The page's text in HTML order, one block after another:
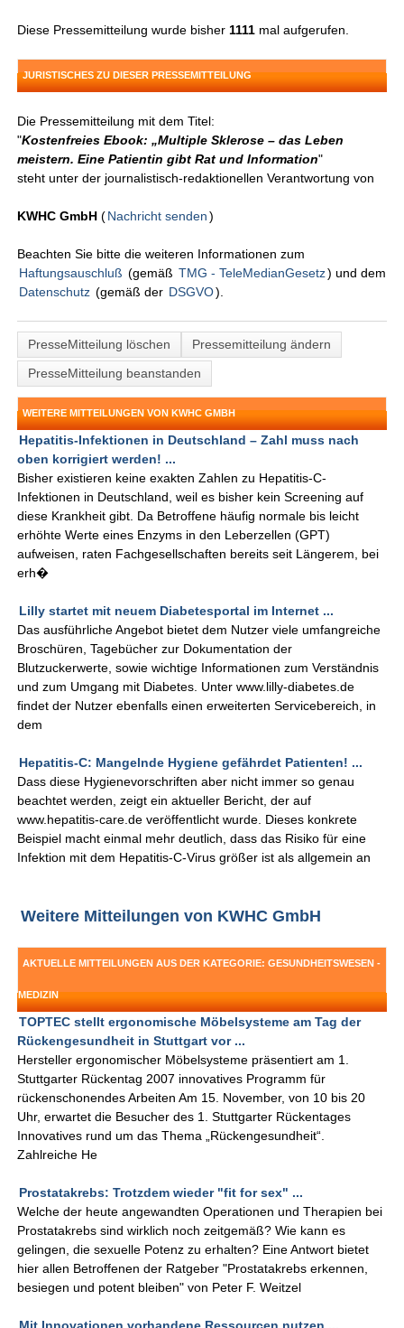
Diese Pressemitteilung wurde bisher 1111 mal aufgerufen.
JURISTISCHES ZU DIESER PRESSEMITTEILUNG
Die Pressemitteilung mit dem Titel:
"Kostenfreies Ebook: „Multiple Sklerose – das Leben
meistern. Eine Patientin gibt Rat und Information"
steht unter der journalistisch-redaktionellen Verantwortung von
KWHC GmbH (Nachricht senden )
Beachten Sie bitte die weiteren Informationen zum
Haftungsauschluß (gemäß TMG - TeleMedianGesetz) und dem
Datenschutz (gemäß der DSGVO).
PresseMitteilung löschen
Pressemitteilung ändern
PresseMitteilung beanstanden
WEITERE MITTEILUNGEN VON KWHC GMBH
Hepatitis-Infektionen in Deutschland – Zahl muss nach
oben korrigiert werden! ...
Bisher existieren keine exakten Zahlen zu Hepatitis-C-
Infektionen in Deutschland, weil es bisher kein Screening auf
diese Krankheit gibt. Da Betroffene häufig normale bis leicht
erhöhte Werte eines Enzyms in den Leberzellen (GPT)
aufweisen, raten Fachgesellschaften bereits seit Längerem, bei
erh�
Lilly startet mit neuem Diabetesportal im Internet ...
Das ausführliche Angebot bietet dem Nutzer viele umfangreiche
Broschüren, Tagebücher zur Dokumentation der
Blutzuckerwerte, sowie wichtige Informationen zum Verständnis
und zum Umgang mit Diabetes. Unter www.lilly-diabetes.de
findet der Nutzer ebenfalls einen erweiterten Servicebereich, in
dem
Hepatitis-C: Mangelnde Hygiene gefährdet Patienten! ...
Dass diese Hygienevorschriften aber nicht immer so genau
beachtet werden, zeigt ein aktueller Bericht, der auf
www.hepatitis-care.de veröffentlicht wurde. Dieses konkrete
Beispiel macht einmal mehr deutlich, dass das Risiko für eine
Infektion mit dem Hepatitis-C-Virus größer ist als allgemein an
Weitere Mitteilungen von KWHC GmbH
AKTUELLE MITTEILUNGEN AUS DER KATEGORIE: GESUNDHEITSWESEN -
MEDIZIN
TOPTEC stellt ergonomische Möbelsysteme am Tag der
Rückengesundheit in Stuttgart vor ...
Hersteller ergonomischer Möbelsysteme präsentiert am 1.
Stuttgarter Rückentag 2007 innovatives Programm für
rückenschonendes Arbeiten Am 15. November, von 10 bis 20
Uhr, erwartet die Besucher des 1. Stuttgarter Rückentages
Innovatives rund um das Thema „Rückengesundheit“.
Zahlreiche He
Prostatakrebs: Trotzdem wieder "fit for sex" ...
Welche der heute angewandten Operationen und Therapien bei
Prostatakrebs sind wirklich noch zeitgemäß? Wie kann es
gelingen, die sexuelle Potenz zu erhalten? Eine Antwort bietet
hier allen Betroffenen der Ratgeber "Prostatakrebs erkennen,
besiegen und potent bleiben" von Peter F. Weitzel